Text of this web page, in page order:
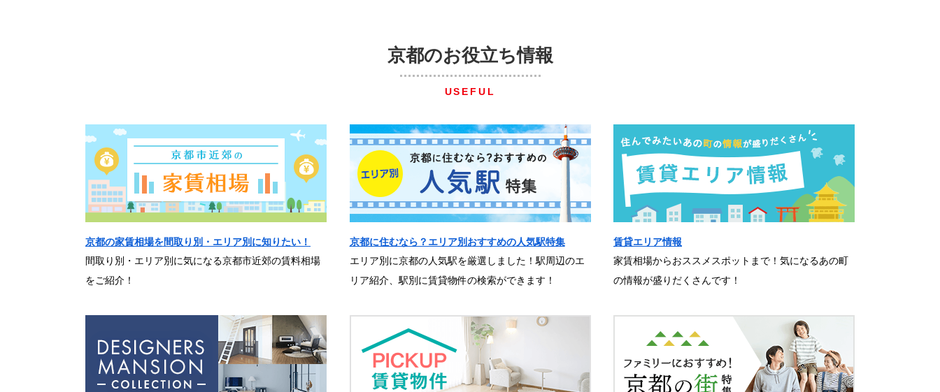
京都のお役立ち情報
USEFUL
京都の家賃相場を間取り別・エリア別に知りたい！
間取り別・エリア別に気になる京都市近郊の賃料相場
をご紹介！
京都に住むなら？エリア別おすすめの人気駅特集
エリア別に京都の人気駅を厳選しました！駅周辺のエ
リア紹介、駅別に賃貸物件の検索ができます！
賃貸エリア情報
家賃相場からおススメスポットまで！気になるあの町
の情報が盛りだくさんです！